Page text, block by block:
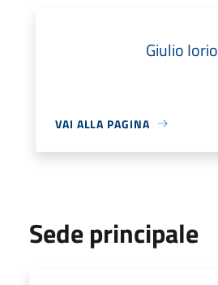
Giulio Iorio
VAI ALLA PAGINA
Sede principale